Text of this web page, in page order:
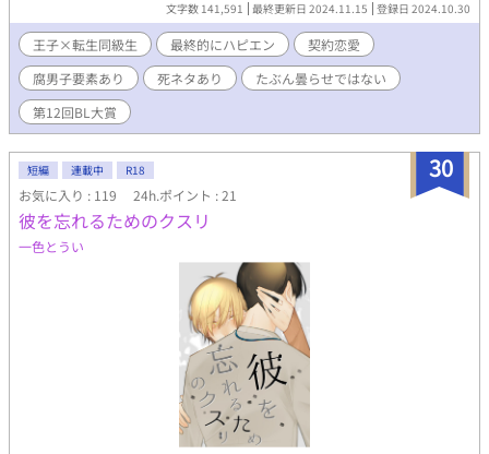
代わりになろうと決意した。しかし、カイユー王子はゲームの時
の印象と違っていて…… 演技チャラ男攻め×美人人間不信受け ※
最終的にはハッピーエンドです ※何かしら地雷のある方にはお勧
めしません ※ムーンライトノベルズにも投稿しています
文字数 141,591 最終更新日 2024.11.15 登録日 2024.10.30
王子×転生同級生 最終的にハピエン
契約恋愛
腐男子要素あり
死ネタあり
たぶん曇らせではない
第12回BL大賞
30
短編 連載中 R18
お気に入り : 119 24h.ポイント : 21
彼を忘れるためのクスリ
一色とうい